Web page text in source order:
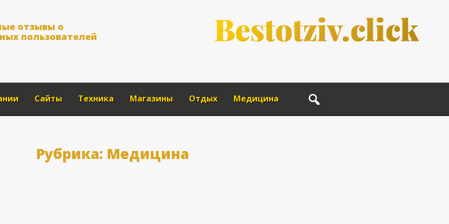
Bestotziv.click
ые отзывы о
ных пользователей
Сайты Техника Магазины Отдых Медицина
Рубрика: Медицина